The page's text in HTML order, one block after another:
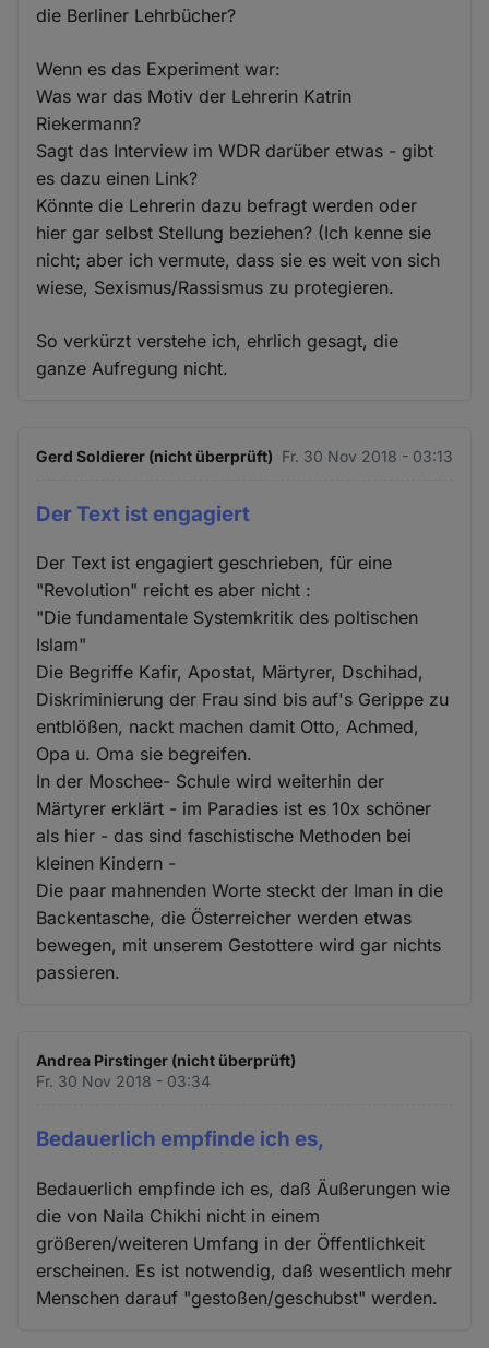
die Berliner Lehrbücher?
Wenn es das Experiment war:
Was war das Motiv der Lehrerin Katrin
Riekermann?
Sagt das Interview im WDR darüber etwas - gibt
es dazu einen Link?
Könnte die Lehrerin dazu befragt werden oder
hier gar selbst Stellung beziehen? (Ich kenne sie
nicht; aber ich vermute, dass sie es weit von sich
wiese, Sexismus/Rassismus zu protegieren.
So verkürzt verstehe ich, ehrlich gesagt, die
ganze Aufregung nicht.
Gerd Soldierer (nicht überprüft) Fr. 30 Nov 2018 - 03:13
Der Text ist engagiert
Der Text ist engagiert geschrieben, für eine
"Revolution" reicht es aber nicht :
"Die fundamentale Systemkritik des poltischen
Islam"
Die Begriffe Kafir, Apostat, Märtyrer, Dschihad,
Diskriminierung der Frau sind bis auf's Gerippe zu
entblößen, nackt machen damit Otto, Achmed,
Opa u. Oma sie begreifen.
In der Moschee- Schule wird weiterhin der
Märtyrer erklärt - im Paradies ist es 10x schöner
als hier - das sind faschistische Methoden bei
kleinen Kindern -
Die paar mahnenden Worte steckt der Iman in die
Backentasche, die Österreicher werden etwas
bewegen, mit unserem Gestottere wird gar nichts
passieren.
Andrea Pirstinger (nicht überprüft)
Fr. 30 Nov 2018 - 03:34
Bedauerlich empfinde ich es,
Bedauerlich empfinde ich es, daß Äußerungen wie
die von Naila Chikhi nicht in einem
größeren/weiteren Umfang in der Öffentlichkeit
erscheinen. Es ist notwendig, daß wesentlich mehr
Menschen darauf "gestoßen/geschubst" werden.